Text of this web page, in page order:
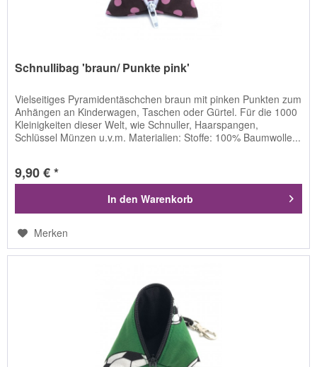
Schnullibag 'braun/ Punkte pink'
Vielseitiges Pyramidentäschchen braun mit pinken Punkten zum
Anhängen an Kinderwagen, Taschen oder Gürtel. Für die 1000
Kleinigkeiten dieser Welt, wie Schnuller, Haarspangen,
Schlüssel Münzen u.v.m. Materialien: Stoffe: 100% Baumwolle...
9,90 € *
In den Warenkorb
Merken